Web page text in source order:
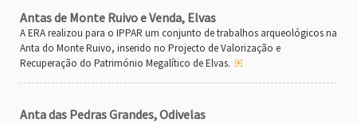
Antas de Monte Ruivo e Venda, Elvas
A ERA realizou para o IPPAR um conjunto de trabalhos arqueológicos na
Anta do Monte Ruivo, inserido no Projecto de Valorização e
Recuperação do Património Megalítico de Elvas.
Anta das Pedras Grandes, Odivelas